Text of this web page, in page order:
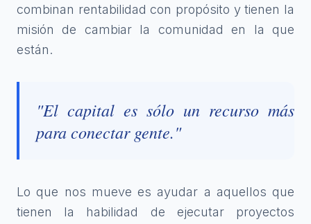
combinan rentabilidad con propósito y tienen la
misión de cambiar la comunidad en la que
están.
"El capital es sólo un recurso más
para conectar gente."
Lo que nos mueve es ayudar a aquellos que
tienen la habilidad de ejecutar proyectos